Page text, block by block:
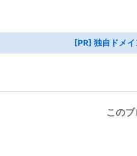
[PR] 独自ドメ
この